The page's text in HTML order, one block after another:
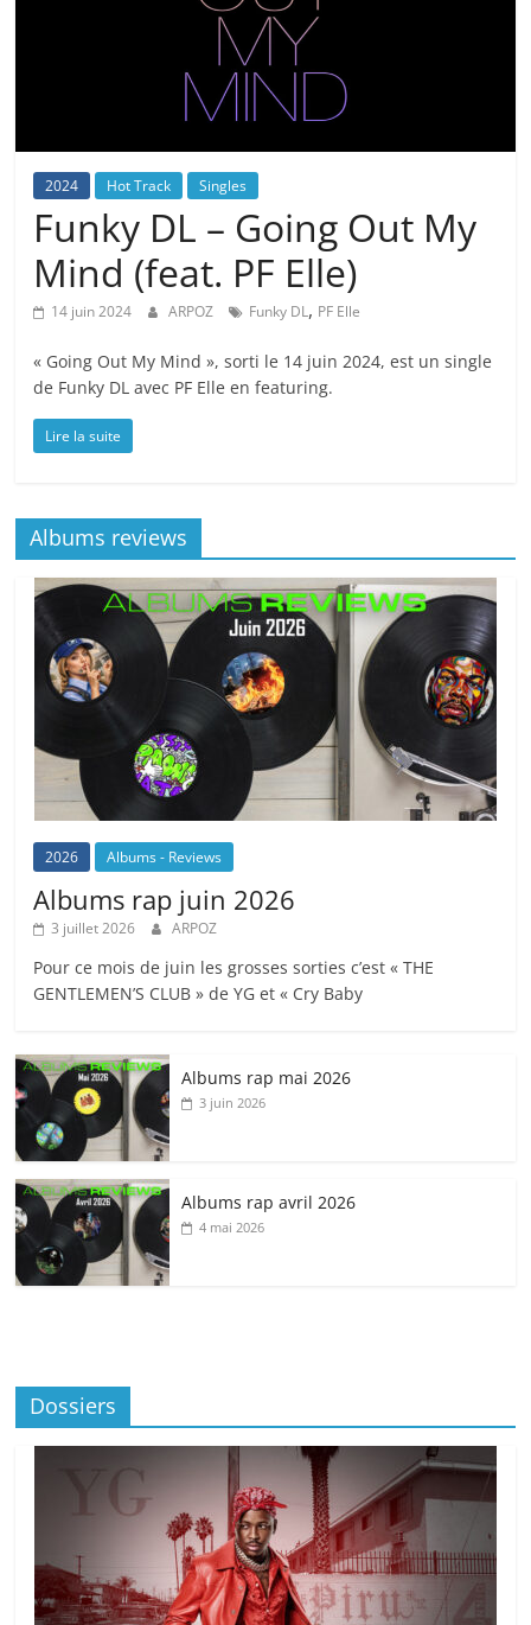
2024 Hot Track Singles
Funky DL – Going Out My
Mind (feat. PF Elle)
14 juin 2024 ARPOZ Funky DL, PF Elle
« Going Out My Mind », sorti le 14 juin 2024, est un single
de Funky DL avec PF Elle en featuring.
Lire la suite
Albums reviews
2026 Albums - Reviews
Albums rap juin 2026
3 juillet 2026 ARPOZ
Pour ce mois de juin les grosses sorties c’est « THE
GENTLEMEN’S CLUB » de YG et « Cry Baby
Albums rap mai 2026
3 juin 2026
Albums rap avril 2026
4 mai 2026
Dossiers